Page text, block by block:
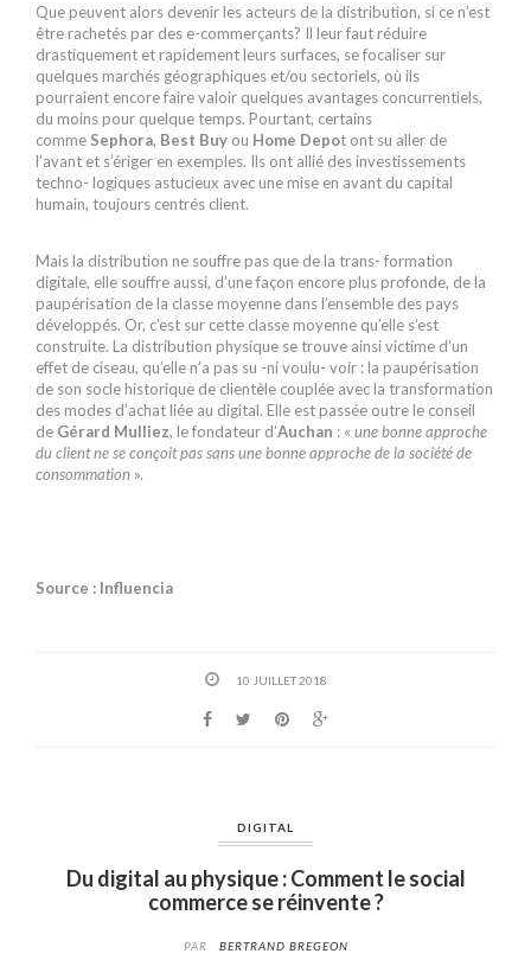
Que peuvent alors devenir les acteurs de la distribution, si ce n’est
être rachetés par des e-commerçants? Il leur faut réduire
drastiquement et rapidement leurs surfaces, se focaliser sur
quelques marchés géographiques et/ou sectoriels, où ils
pourraient encore faire valoir quelques avantages concurrentiels,
du moins pour quelque temps. Pourtant, certains
comme Sephora, Best Buy ou Home Depot ont su aller de
l’avant et s’ériger en exemples. Ils ont allié des investissements
techno- logiques astucieux avec une mise en avant du capital
humain, toujours centrés client.
Mais la distribution ne souffre pas que de la trans- formation
digitale, elle souffre aussi, d’une façon encore plus profonde, de la
paupérisation de la classe moyenne dans l’ensemble des pays
développés. Or, c’est sur cette classe moyenne qu’elle s’est
construite. La distribution physique se trouve ainsi victime d’un
effet de ciseau, qu’elle n’a pas su -ni voulu- voir : la paupérisation
de son socle historique de clientèle couplée avec la transformation
des modes d’achat liée au digital. Elle est passée outre le conseil
de Gérard Mulliez, le fondateur d’Auchan : « une bonne approche
du client ne se conçoit pas sans une bonne approche de la société de
consommation ».
Source : Influencia
10 JUILLET 2018
DIGITAL
Du digital au physique : Comment le social
commerce se réinvente ?
PAR BERTRAND BREGEON